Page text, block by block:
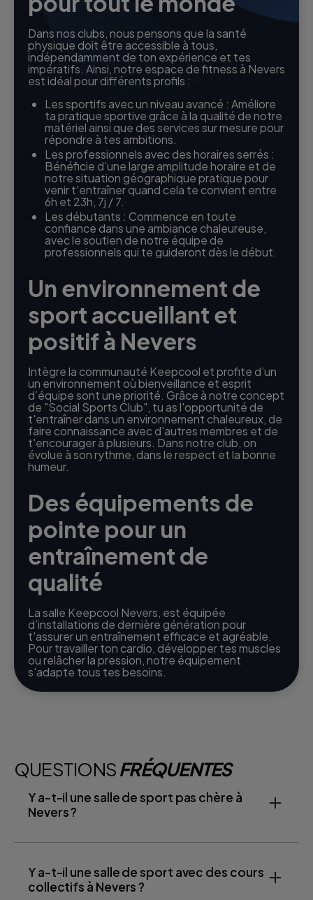
Dans nos clubs, nous pensons que la santé
physique doit être accessible à tous,
indépendamment de ton expérience et tes
impératifs. Ainsi, notre espace de fitness à Nevers
est idéal pour différents profils :
Les sportifs avec un niveau avancé : Améliore
ta pratique sportive grâce à la qualité de notre
matériel ainsi que des services sur mesure pour
répondre à tes ambitions.
Les professionnels avec des horaires serrés :
Bénéficie d’une large amplitude horaire et de
notre situation géographique pratique pour
venir t'entraîner quand cela te convient entre
6h et 23h, 7j / 7.
Les débutants : Commence en toute
confiance dans une ambiance chaleureuse,
avec le soutien de notre équipe de
professionnels qui te guideront dès le début.
Un environnement de
sport accueillant et
positif à Nevers
Intègre la communauté Keepcool et profite d’un
un environnement où bienveillance et esprit
d’équipe sont une priorité. Grâce à notre concept
de "Social Sports Club", tu as l'opportunité de
t'entraîner dans un environnement chaleureux, de
faire connaissance avec d'autres membres et de
t'encourager à plusieurs. Dans notre club, on
évolue à son rythme, dans le respect et la bonne
humeur.
Des équipements de
pointe pour un
entraînement de
qualité
La salle Keepcool Nevers, est équipée
d’installations de dernière génération pour
t'assurer un entraînement efficace et agréable.
Pour travailler ton cardio, développer tes muscles
ou relâcher la pression, notre équipement
s'adapte tous tes besoins.
QUESTIONSFRÉQUENTES
Y a-t-il une salle de sport pas chère à
Nevers ?
Y a-t-il une salle de sport avec des cours
collectifs à Nevers ?